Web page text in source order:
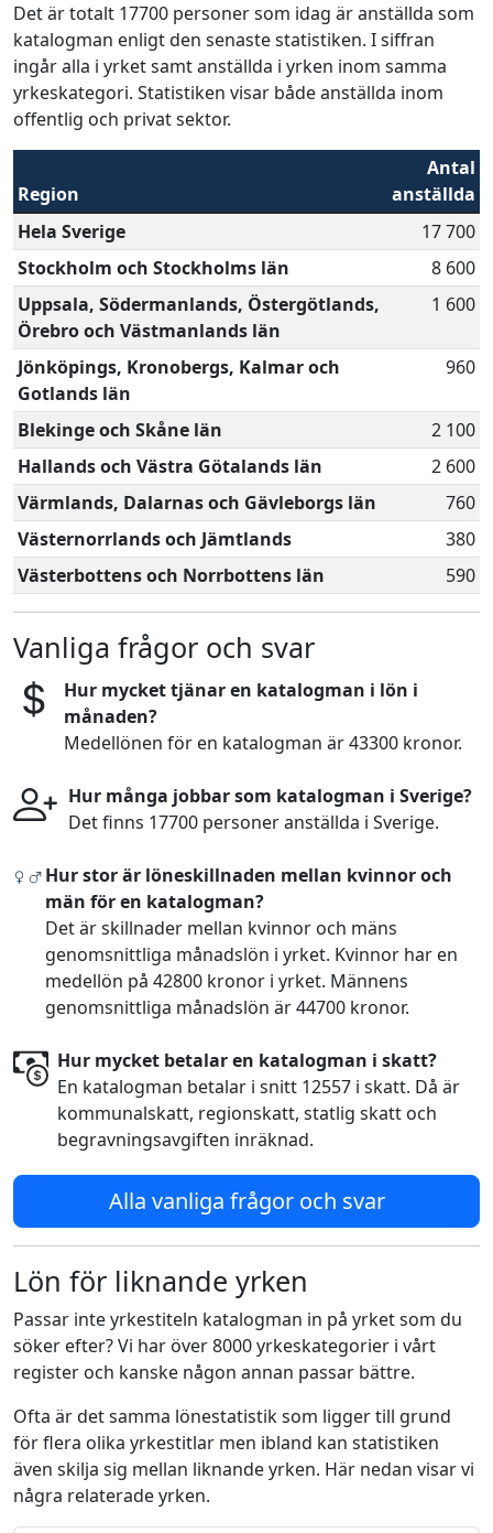
Det är totalt 17700 personer som idag är anställda som
katalogman enligt den senaste statistiken. I siffran
ingår alla i yrket samt anställda i yrken inom samma
yrkeskategori. Statistiken visar både anställda inom
offentlig och privat sektor.
Region
Antal
anställda
Hela Sverige
17 700
Stockholm och Stockholms län
8 600
Uppsala, Södermanlands, Östergötlands,
Örebro och Västmanlands län
1 600
Jönköpings, Kronobergs, Kalmar och
Gotlands län
960
Blekinge och Skåne län
2 100
Hallands och Västra Götalands län
2 600
Värmlands, Dalarnas och Gävleborgs län
760
Västernorrlands och Jämtlands
380
Västerbottens och Norrbottens län
590
Vanliga frågor och svar
Hur mycket tjänar en katalogman i lön i
månaden?
Medellönen för en katalogman är 43300 kronor.
Hur många jobbar som katalogman i Sverige?
Det finns 17700 personer anställda i Sverige.
Hur stor är löneskillnaden mellan kvinnor och
män för en katalogman?
Det är skillnader mellan kvinnor och mäns
genomsnittliga månadslön i yrket. Kvinnor har en
medellön på 42800 kronor i yrket. Männens
genomsnittliga månadslön är 44700 kronor.
Hur mycket betalar en katalogman i skatt?
En katalogman betalar i snitt 12557 i skatt. Då är
kommunalskatt, regionskatt, statlig skatt och
begravningsavgiften inräknad.
Alla vanliga frågor och svar
Lön för liknande yrken
Passar inte yrkestiteln katalogman in på yrket som du
söker efter? Vi har över 8000 yrkeskategorier i vårt
register och kanske någon annan passar bättre.
Ofta är det samma lönestatistik som ligger till grund
för flera olika yrkestitlar men ibland kan statistiken
även skilja sig mellan liknande yrken. Här nedan visar vi
några relaterade yrken.